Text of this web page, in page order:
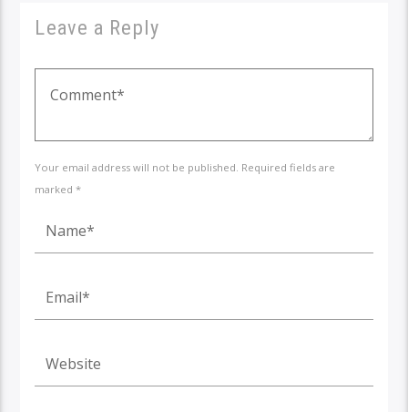
Leave a Reply
Your email address will not be published. Required fields are
marked *